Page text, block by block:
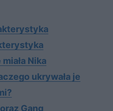
Nika
ukrywała je
Gang